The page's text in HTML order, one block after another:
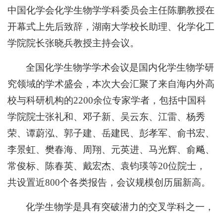
中国化学会化学生物学学科委员会主任陈鹏教授在
开幕式上先后致辞，湖南大学校长助理、化学化工
学院院长张晓兵教授主持会议。
全国化学生物学学术会议是国内化学生物学研
究领域的学术盛会，本次大会汇聚了来自海内外高
校与科研机构的2200余位专家学者，包括中国科
学院院士张礼和、邓子新、吴云东、江雷、杨秀
荣、谭蔚泓、郭子建、岳建民、彭孝军、俞书宏、
李景虹、樊春海、周翔、元英进、马光辉、俞飚、
常俊标、陈春英、戴宏杰、袁钧瑛等20位院士，
共设置近800个各类报告，会议规模创历届新高。
化学生物学是具有突破潜力的交叉学科之一，